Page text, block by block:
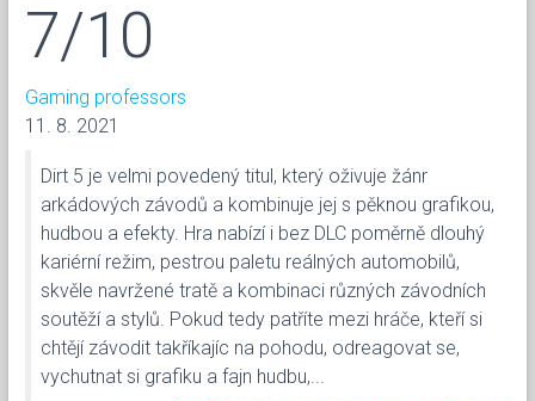
7/10
Gaming professors
11. 8. 2021
Dirt 5 je velmi povedený titul, který oživuje žánr
arkádových závodů a kombinuje jej s pěknou grafikou,
hudbou a efekty. Hra nabízí i bez DLC poměrně dlouhý
kariérní režim, pestrou paletu reálných automobilů,
skvěle navržené tratě a kombinaci různých závodních
soutěží a stylů. Pokud tedy patříte mezi hráče, kteří si
chtějí závodit takříkajíc na pohodu, odreagovat se,
vychutnat si grafiku a fajn hudbu,...